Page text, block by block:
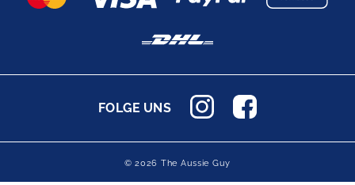
FOLGE UNS
© 2026 The Aussie Guy